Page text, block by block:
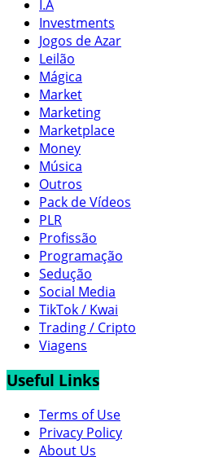
I.A
Investments
Jogos de Azar
Leilão
Mágica
Market
Marketing
Marketplace
Money
Música
Outros
Pack de Vídeos
PLR
Profissão
Programação
Sedução
Social Media
TikTok / Kwai
Trading / Cripto
Viagens
Useful Links
Terms of Use
Privacy Policy
About Us